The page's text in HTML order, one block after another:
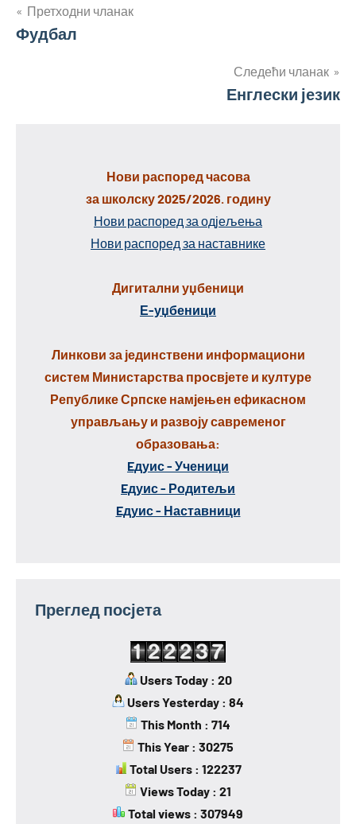
Кретање
чланка
Претходни чланак
Фудбал
Следећи чланак
Енглески језик
Нови распоред часова
за школску 2025/2026. годину
Нови распоред за одјељења
Нови распоред за наставнике
Дигитални уџбеници
Е-уџбеници
Линкови за јединствени информациони
систем Министарства просвјете и културе
Републике Српске намјењен ефикасном
управљању и развоју савременог
образовања:
Eдуис - Ученици
Eдуис - Родитељи
Eдуис - Наставници
Преглед посјета
Users Today : 20
Users Yesterday : 84
This Month : 714
This Year : 30275
Total Users : 122237
Views Today : 21
Total views : 307949